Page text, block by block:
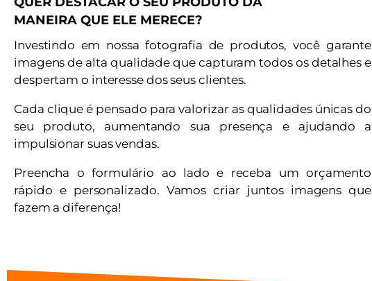
MANEIRA QUE ELE MERECE?
Investindo em nossa fotografia de produtos, você garante
imagens de alta qualidade que capturam todos os detalhes e
despertam o interesse dos seus clientes.
Cada clique é pensado para valorizar as qualidades únicas do
seu produto, aumentando sua presença e ajudando a
impulsionar suas vendas.
Preencha o formulário ao lado e receba um orçamento
rápido e personalizado. Vamos criar juntos imagens que
fazem a diferença!